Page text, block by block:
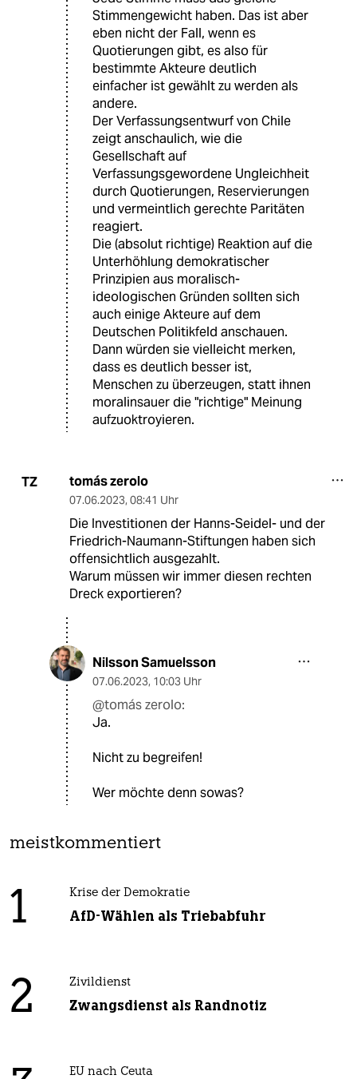
Stimmengewicht haben. Das ist aber
eben nicht der Fall, wenn es
Quotierungen gibt, es also für
bestimmte Akteure deutlich
einfacher ist gewählt zu werden als
andere.
Der Verfassungsentwurf von Chile
zeigt anschaulich, wie die
Gesellschaft auf
Verfassungsgewordene Ungleichheit
durch Quotierungen, Reservierungen
und vermeintlich gerechte Paritäten
reagiert.
Die (absolut richtige) Reaktion auf die
Unterhöhlung demokratischer
Prinzipien aus moralisch-
ideologischen Gründen sollten sich
auch einige Akteure auf dem
Deutschen Politikfeld anschauen.
Dann würden sie vielleicht merken,
dass es deutlich besser ist,
Menschen zu überzeugen, statt ihnen
moralinsauer die "richtige" Meinung
aufzuoktroyieren.
TZ tomás zerolo
07.06.2023, 08:41 Uhr
Die Investitionen der Hanns-Seidel- und der
Friedrich-Naumann-Stiftungen haben sich
offensichtlich ausgezahlt.
Warum müssen wir immer diesen rechten
Dreck exportieren?
Nilsson Samuelsson
07.06.2023, 10:03 Uhr
@tomás zerolo:
Ja.
Nicht zu begreifen!
Wer möchte denn sowas?
meistkommentiert
1 Krise der Demokratie
AfD-Wählen als Triebabfuhr
2 Zivildienst
Zwangsdienst als Randnotiz
EU nach Ceuta